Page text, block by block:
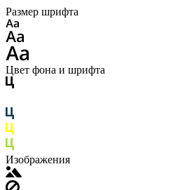
Размер шрифта
Цвет фона и шрифта
Изображения